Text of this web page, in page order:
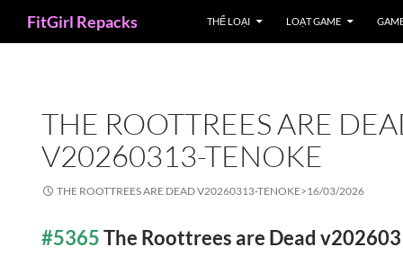
FitGirl Repacks THỂ LOẠI LOẠT GAME
THE ROOTTREES ARE
V20260313-TENOKE
THE ROOTTREES ARE DEAD V20260313-TENOKE>16/03/2026
#5365The Roottrees are Dead